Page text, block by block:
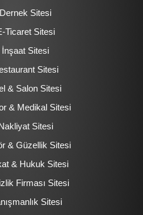
Sitesi
Ticaret Sitesi
İnşaat Sitesi
Sitesi
& Salon Sitesi
& Medikal Sitesi
Sitesi
& Güzellik Sitesi
& Hukuk Sitesi
Firması Sitesi
Sitesi